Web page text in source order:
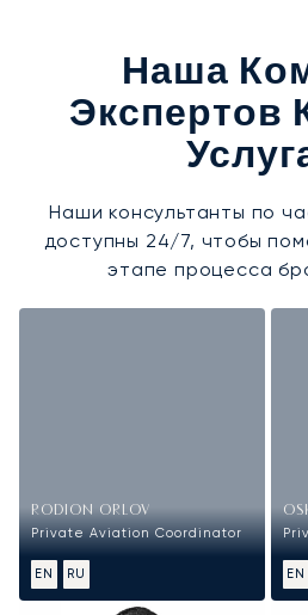
Наша
Экспертов
Наши консультанты по
доступны 24/7, чтобы
этапе процесса
RODION ORLOV
Private Aviation Coordinator
EN RU EN